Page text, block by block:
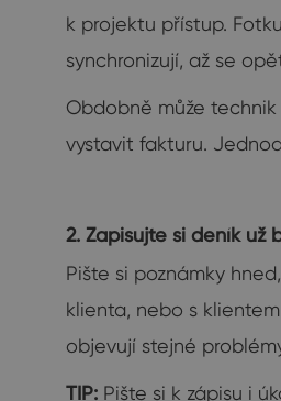
k projektu přístup.
synchronizují, až se
Obdobně může
vystavit fakturu.
2. Zapisujte si deník už
Pište si poznámky
klienta, nebo s
objevují stejné
TIP: Pište si k zápisu i